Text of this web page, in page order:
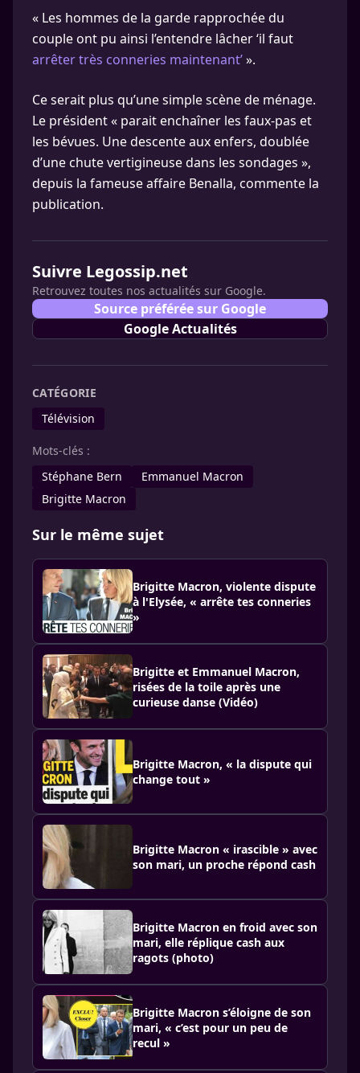
« Les hommes de la garde rapprochée du
couple ont pu ainsi l’entendre lâcher ‘il faut
arrêter très conneries maintenant’».
Ce serait plus qu’une simple scène de ménage.
Le président « parait enchaîner les faux-pas et
les bévues. Une descente aux enfers, doublée
d’une chute vertigineuse dans les sondages »,
depuis la fameuse affaire Benalla, commente la
publication.
Suivre Legossip.net
Retrouvez toutes nos actualités sur Google.
Source préférée sur Google
Google Actualités
CATÉGORIE
Télévision
Mots-clés :
Stéphane Bern
Emmanuel Macron
Brigitte Macron
Sur le même sujet
Brigitte Macron, violente dispute
à l'Elysée, « arrête tes conneries
»
Brigitte et Emmanuel Macron,
risées de la toile après une
curieuse danse (Vidéo)
Brigitte Macron, « la dispute qui
change tout »
Brigitte Macron « irascible » avec
son mari, un proche répond cash
Brigitte Macron en froid avec son
mari, elle réplique cash aux
ragots (photo)
Brigitte Macron s’éloigne de son
mari, « c’est pour un peu de
recul »